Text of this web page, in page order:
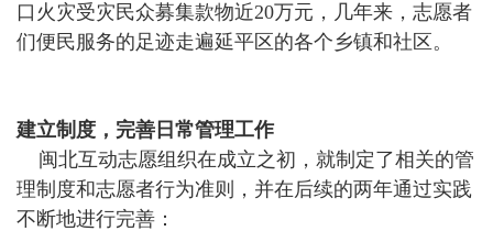
口火灾受灾民众募集款物近20万元，几年来，志愿者
们便民服务的足迹走遍延平区的各个乡镇和社区。
建立制度，完善日常管理工作
闽北互动志愿组织在成立之初，就制定了相关的管
理制度和志愿者行为准则，并在后续的两年通过实践
不断地进行完善：